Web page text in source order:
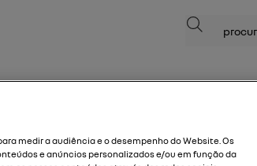
Busca
medir a audiência e o desempenho do Website. Os
e anúncios personalizados e/ou em função da